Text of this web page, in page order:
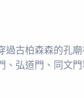
古柏森森的孔
、弘道門、同文